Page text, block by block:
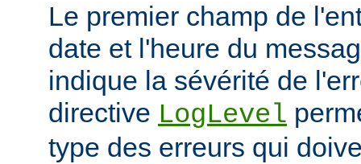
Le premier champ de
date et l'heure du
indique la sévérité de
directive LogLevel
type des erreurs qui